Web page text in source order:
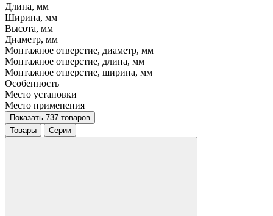
Длина, мм
Ширина, мм
Высота, мм
Диаметр, мм
Монтажное отверстие, диаметр, мм
Монтажное отверстие, длина, мм
Монтажное отверстие, ширина, мм
Особенность
Место установки
Место применения
Показать 737 товаров
Товары
Серии